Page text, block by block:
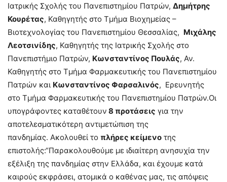
Ιατρικής Σχολής του Πανεπιστημίου Πατρών, Δημήτρης
Κουρέτας, Καθηγητής στο Τμήμα Βιοχημείας –
Βιοτεχνολογίας του Πανεπιστημίου Θεσσαλίας, Μιχάλης
Λεοτσινίδης, Καθηγητής της Ιατρικής Σχολής στο
Πανεπιστήμιο Πατρών, Κωνσταντίνος Πουλάς, Αν.
Καθηγητής στο Τμήμα Φαρμακευτικής του Πανεπιστημίου
Πατρών και Κωνσταντίνος Φαρσαλινός, Ερευνητής
στο Τμήμα Φαρμακευτικής του Πανεπιστημίου Πατρών.Οι
υπογράφοντες καταθέτουν 8 προτάσεις για την
αποτελεσματικότερη αντιμετώπιση της
πανδημίας. Ακολουθεί το πλήρες κείμενο της
επιστολής:“Παρακολουθούμε με ιδιαίτερη ανησυχία την
εξέλιξη της πανδημίας στην Ελλάδα, και έχουμε κατά
καιρούς εκφράσει, ατομικά ο καθένας μας, τις απόψεις